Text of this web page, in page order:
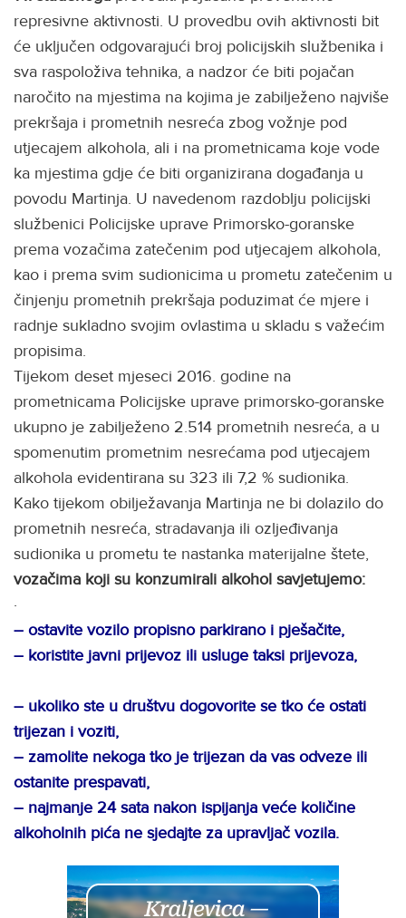
represivne aktivnosti. U provedbu ovih aktivnosti bit
će uključen odgovarajući broj policijskih službenika i
sva raspoloživa tehnika, a nadzor će biti pojačan
naročito na mjestima na kojima je zabilježeno najviše
prekršaja i prometnih nesreća zbog vožnje pod
utjecajem alkohola, ali i na prometnicama koje vode
ka mjestima gdje će biti organizirana događanja u
povodu Martinja. U navedenom razdoblju policijski
službenici Policijske uprave Primorsko-goranske
prema vozačima zatečenim pod utjecajem alkohola,
kao i prema svim sudionicima u prometu zatečenim u
činjenju prometnih prekršaja poduzimat će mjere i
radnje sukladno svojim ovlastima u skladu s važećim
propisima.
Tijekom deset mjeseci 2016. godine na
prometnicama Policijske uprave primorsko-goranske
ukupno je zabilježeno 2.514 prometnih nesreća, a u
spomenutim prometnim nesrećama pod utjecajem
alkohola evidentirana su 323 ili 7,2 % sudionika.
Kako tijekom obilježavanja Martinja ne bi dolazilo do
prometnih nesreća, stradavanja ili ozljeđivanja
sudionika u prometu te nastanka materijalne štete,
vozačima koji su konzumirali alkohol savjetujemo:
·
– ostavite vozilo propisno parkirano i pješačite,
– koristite javni prijevoz ili usluge taksi prijevoza,
– ukoliko ste u društvu dogovorite se tko će ostati
trijezan i voziti,
– zamolite nekoga tko je trijezan da vas odveze ili
ostanite prespavati,
– najmanje 24 sata nakon ispijanja veće količine
alkoholnih pića ne sjedajte za upravljač vozila.